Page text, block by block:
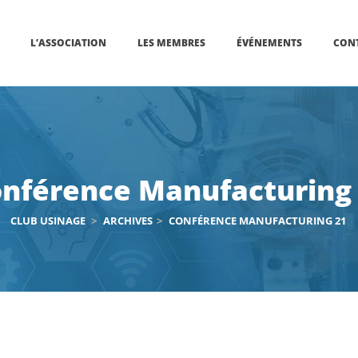
L’ASSOCIATION LES MEMBRES ÉVÉNEMENTS
Manufacturing
CLUB USINAGE > ARCHIVES > CONFÉRENCE MANUFACTURING 21